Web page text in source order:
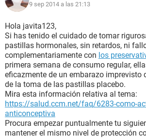
9 sep 2014 a las 21:13
Hola javita123,
Si has tenido el cuidado de tomar
pastillas hormonales, sin retardos, ni
complementariamente con los
primera semana de consumo regular,
eficazmente de un embarazo imprevisto
de la toma de las pastillas placebo.
Mira esta información relativa al tema:
https://salud.ccm.net/faq/6283-como-
anticonceptiva
Procura empezar puntualmente tu
mantener el mismo nivel de protección